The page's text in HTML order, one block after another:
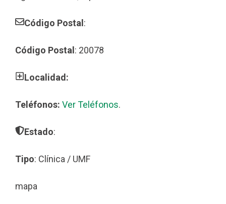
Código Postal :
Código Postal : 20078
Localidad:
Teléfonos: Ver Teléfonos.
Estado:
Tipo: Clínica / UMF
mapa